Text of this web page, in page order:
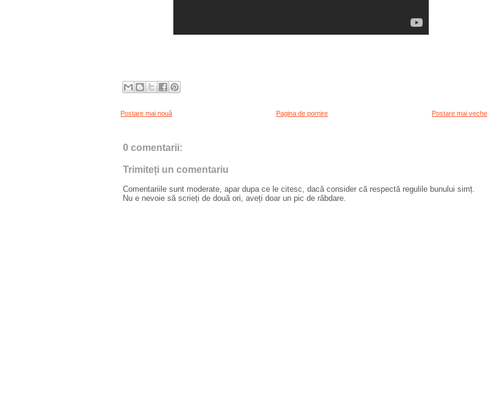
Postare mai nouă Postare mai veche
Pagina de pornire
0 comentarii:
Trimiteți un comentariu
Comentariile sunt moderate, apar dupa ce le citesc, dacă consider că respectă regulile bunului simț.
Nu e nevoie să scrieți de două ori, aveți doar un pic de răbdare.